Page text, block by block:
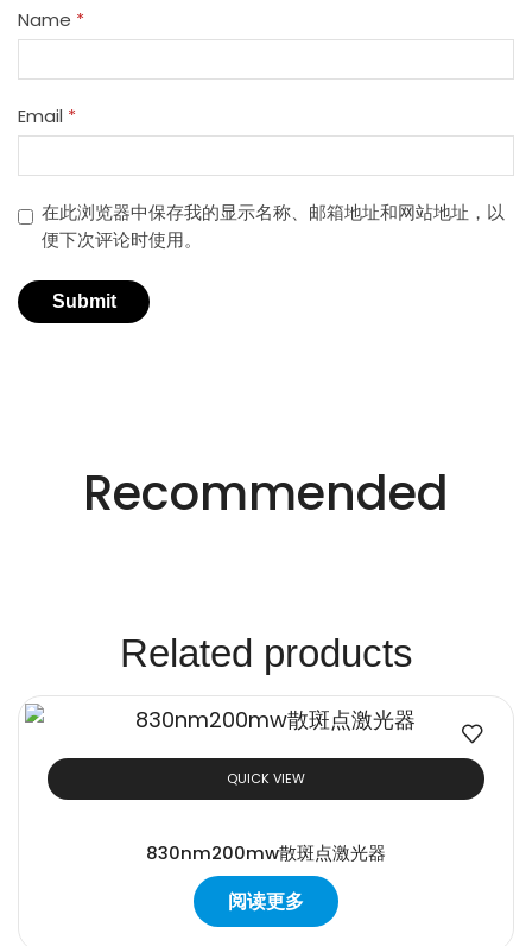
Name *
Email *
在此浏览器中保存我的显示名称、邮箱地址和网站地址，以
便下次评论时使用。
创新的激光解决方
案。
Recommended
Related products
QUICK VIEW
830nm200mw散斑点激光器
阅读更多